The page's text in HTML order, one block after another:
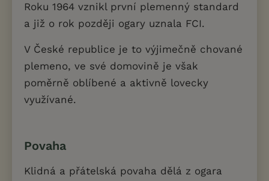
Roku 1964 vznikl první plemenný standard
a již o rok později ogary uznala FCI.
V České republice je to výjimečně chované
plemeno, ve své domovině je však
poměrně oblíbené a aktivně lovecky
využívané.
Povaha
Klidná a přátelská povaha dělá z ogara